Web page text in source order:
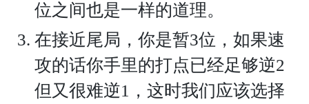
位之间也是一样的道理。
在接近尾局，你是暂3位，如果速
攻的话你手里的打点已经足够逆2
但又很难逆1，这时我们应该选择